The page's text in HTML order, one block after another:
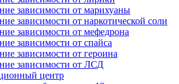
зависимости от марихуаны
зависимости от наркотической соли
зависимости от мефедрона
зависимости от спайса
зависимости от героина
зависимости от ЛСД
центр